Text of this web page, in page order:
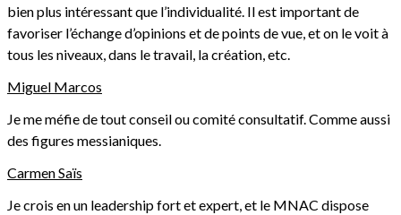
bien plus intéressant que l’individualité. Il est important de
favoriser l’échange d’opinions et de points de vue, et on le voit à
tous les niveaux, dans le travail, la création, etc.
Miguel Marcos
Je me méfie de tout conseil ou comité consultatif. Comme aussi
des figures messianiques.
Carmen Saïs
Je crois en un leadership fort et expert, et le MNAC dispose